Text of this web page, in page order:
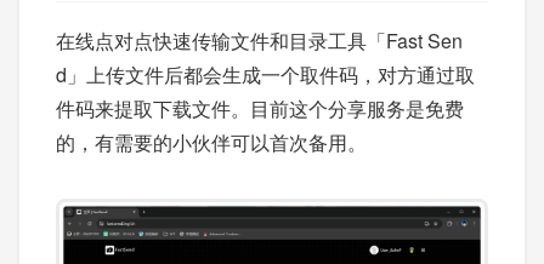
在线点对点快速传输文件和目录工具「Fast Sen
d」上传文件后都会生成一个取件码，对方通过取
件码来提取下载文件。目前这个分享服务是免费
的，有需要的小伙伴可以首次备用。